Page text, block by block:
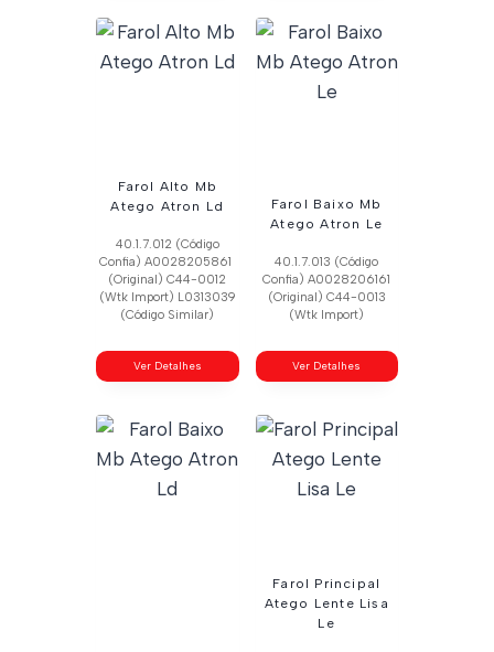
Farol Alto Mb
Atego Atron Ld
40.1.7.012 (Código
Confia) A0028205861
(Original) C44-0012
(Wtk Import) L0313039
(Código Similar)
Ver Detalhes
Farol Baixo Mb
Atego Atron Le
40.1.7.013 (Código
Confia) A0028206161
(Original) C44-0013
(Wtk Import)
Ver Detalhes
Farol Principal
Atego Lente Lisa
Le